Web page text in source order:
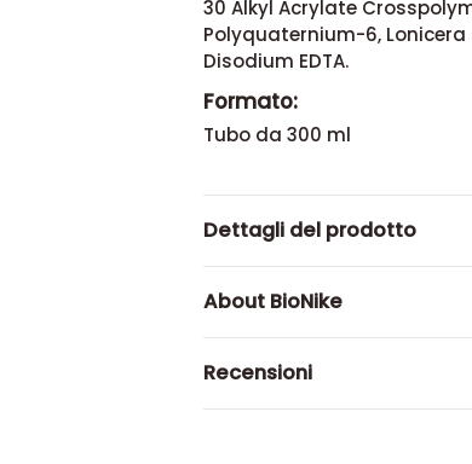
30 Alkyl Acrylate
Polyquaternium-6,
Disodium EDTA.
Formato:
Tubo da 300 ml
Dettagli del prodotto
About BioNike
Recensioni